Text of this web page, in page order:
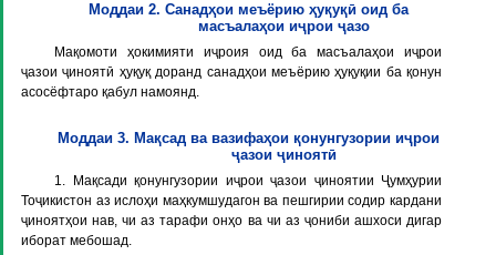
Моддаи 2. Санадҳои меъёрию ҳуқуқӣ оид ба
масъалаҳои иҷрои ҷазо
Мақомоти ҳокимияти иҷроия оид ба масъалаҳои иҷрои
ҷазои ҷиноятӣ ҳуқуқ доранд санадҳои меъёрию ҳуқуқии ба қонун
асосёфтаро қабул намоянд.
Моддаи 3. Мақсад ва вазифаҳои қонунгузории иҷрои
ҷазои ҷиноятӣ
1. Мақсади қонунгузории иҷрои ҷазои ҷиноятии Ҷумҳурии
Тоҷикистон аз ислоҳи маҳкумшудагон ва пешгирии содир кардани
ҷиноятҳои нав, чи аз тарафи онҳо ва чи аз ҷониби ашхоси дигар
иборат мебошад.